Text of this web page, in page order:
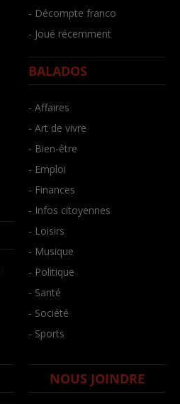
- Décompte franco
- Joué récemment
BALADOS
- Affaires
- Art de vivre
- Bien-être
- Emploi
- Finances
- Infos citoyennes
- Loisirs
- Musique
- Politique
- Santé
- Société
- Sports
NOUS JOINDRE